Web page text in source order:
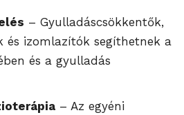
– Gyulladáscsökkentők,
és izomlazítók segíthetnek a
és a gyulladás
– Az egyéni